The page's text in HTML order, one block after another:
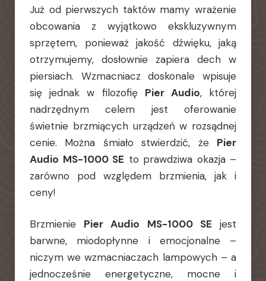
Już od pierwszych taktów mamy wrażenie
obcowania z wyjątkowo ekskluzywnym
sprzętem, ponieważ jakość dźwięku, jaką
otrzymujemy, dosłownie zapiera dech w
piersiach. Wzmacniacz doskonale wpisuje
się jednak w filozofię Pier Audio, której
nadrzędnym celem jest oferowanie
świetnie brzmiących urządzeń w rozsądnej
cenie. Można śmiało stwierdzić, że Pier
Audio MS-1000 SE to prawdziwa okazja –
zarówno pod względem brzmienia, jak i
ceny!
Brzmienie Pier Audio MS-1000 SE jest
barwne, miodopłynne i emocjonalne –
niczym we wzmacniaczach lampowych – a
jednocześnie energetyczne, mocne i